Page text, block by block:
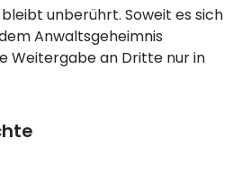
unberührt. Soweit es sich
Anwaltsgeheimnis
Weitergabe an Dritte nur in